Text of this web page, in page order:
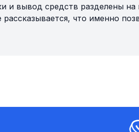
и вывод средств разделены
что именно
реализуется это ограничение и